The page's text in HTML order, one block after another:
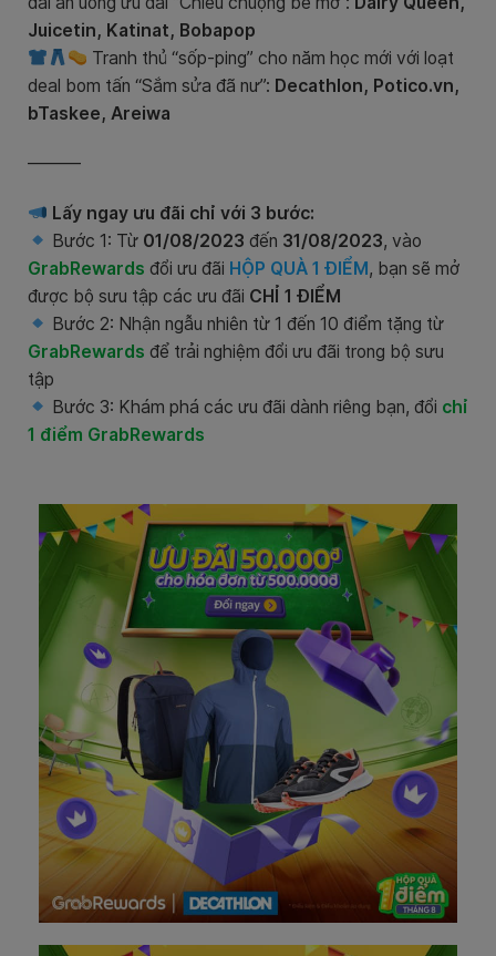
Juicetin, Katinat, Bobapop
Tranh thủ “sốp-ping” cho năm học mới với loạt
deal bom tấn “Sắm sửa đã nư”: Decathlon, Potico.vn,
bTaskee, Areiwa
———
Lấy ngay ưu đãi chỉ với 3 bước:
Bước 1: Từ 01/08/2023 đến 31/08/2023, vào
GrabRewards đổi ưu đãi HỘP QUÀ 1 ĐIỂM, bạn sẽ mở
được bộ sưu tập các ưu đãi CHỈ 1 ĐIỂM
Bước 2: Nhận ngẫu nhiên từ 1 đến 10 điểm tặng từ
GrabRewards để trải nghiệm đổi ưu đãi trong bộ sưu
tập
Bước 3: Khám phá các ưu đãi dành riêng bạn, đổi chỉ
1 điểm GrabRewards